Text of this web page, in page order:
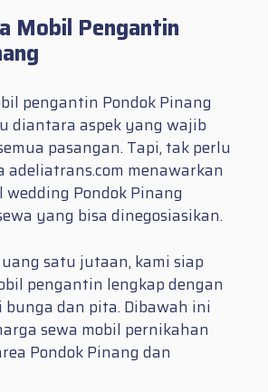
Mobil Pengantin
pengantin Pondok Pinang
diantara aspek yang wajib
pasangan. Tapi, tak perlu
adeliatrans.com menawarkan
Pondok Pinang
yang bisa dinegosiasikan.
satu jutaan, kami siap
pengantin lengkap dengan
bunga dan pita. Dibawah ini
sewa mobil pernikahan
Pondok Pinang dan